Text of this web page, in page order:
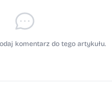
komentarz do tego artykułu.